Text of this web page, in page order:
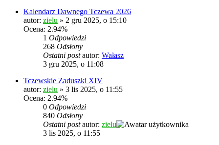
Kalendarz Dawnego Tczewa 2026
autor: zielu » 2 gru 2025, o 15:10
Ocena: 2.94%
1 Odpowiedzi
268 Odsłony
Ostatni postautor: Wałasz
3 gru 2025, o 11:08
Tczewskie Zaduszki XIV
autor: zielu » 3 lis 2025, o 11:55
Ocena: 2.94%
0 Odpowiedzi
840 Odsłony
Ostatni postautor: zielu
3 lis 2025, o 11:55